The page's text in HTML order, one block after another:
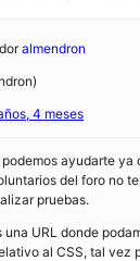
almendron
4 meses
ayudarte ya
del foro no
pruebas.
URL donde
al CSS, tal vez